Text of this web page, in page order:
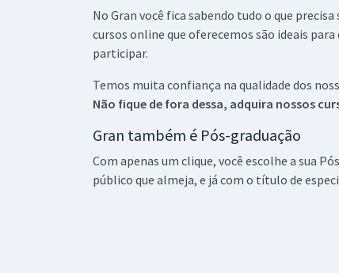
No Gran você fica sabendo tudo o que
cursos online que oferecemos são ideais
participar.
Temos muita confiança na qualidade dos
Não fique de fora dessa, adquira nossos
Gran também é Pós-graduação
Com apenas um clique, você escolhe a sua
público que almeja, e já com o título de